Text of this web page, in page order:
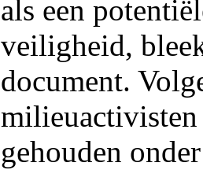
als een
veiligheid,
document.
milieuactivisten
gehouden